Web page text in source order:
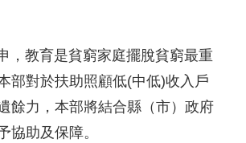
教育是貧窮家庭擺脫貧窮最重
部對於扶助照顧低(中低)收入戶
餘力，本部將結合縣（市）政府
協助及保障。